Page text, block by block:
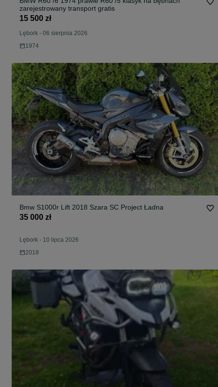
zarejestrowany transport gratis
15 500 zł
Lębork - 06 sierpnia 2026
1974
Bmw S1000r Lift 2018 Szara SC Project Ładna
35 000 zł
Lębork - 10 lipca 2026
2018